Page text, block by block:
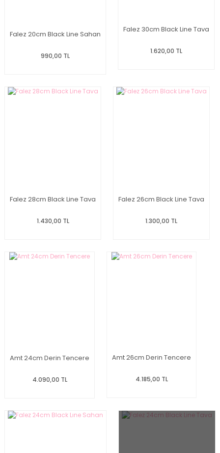
Falez 20cm Black Line Sahan
990,00 TL
Falez 30cm Black Line Tava
1.620,00 TL
Falez 28cm Black Line Tava
1.430,00 TL
Falez 26cm Black Line Tava
1.300,00 TL
Amt 24cm Derin Tencere
4.090,00 TL
Amt 26cm Derin Tencere
4.185,00 TL